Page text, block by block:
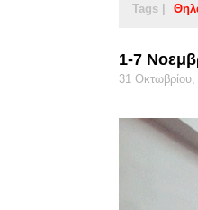
Tags |
1-7
31